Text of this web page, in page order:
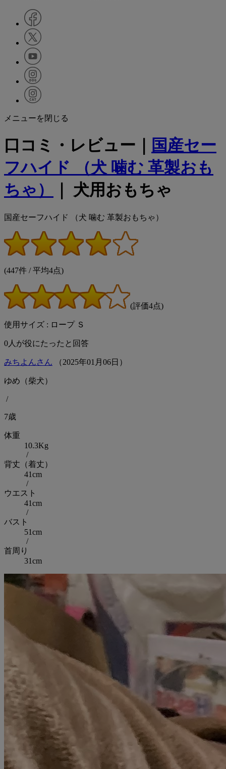
メニューを閉じる
口コミ・レビュー｜
国産セー
フハイド （犬 噛む 革製おも
ちゃ）
｜ 犬用おもちゃ
国産セーフハイド （犬 噛む 革製おもちゃ）
(447件 / 平均4点)
(評価4点)
使用サイズ : ロープ Ｓ
0 人が役にたったと回答
みちよんさん （2025年01 月 06日）
ゆめ（柴犬）
/
7歳
体重
10.3Kg
/
背丈（着丈）
41cm
/
ウエスト
41cm
/
バスト
51cm
/
首周り
31cm